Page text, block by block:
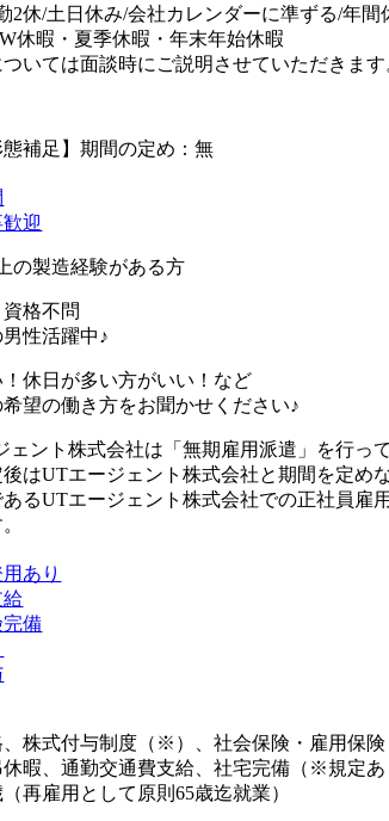
2休/土日休み/会社カレンダーに準ずる/年間
休暇・夏季休暇・年末年始休暇
いては面談時にご説明させていただきます
態補足】期間の定め：無
迎
の製造経験がある方
格不問
性活躍中♪
休日が多い方がいい！など
望の働き方をお聞かせください♪
ェント株式会社は「無期雇用派遣」を行っ
はUTエージェント株式会社と期間を定め
るUTエージェント株式会社での正社員雇
あり
給
備
株式付与制度（※）、社会保険・雇用保
休暇、通勤交通費支給、社宅完備（※規定
再雇用として原則65歳迄就業）